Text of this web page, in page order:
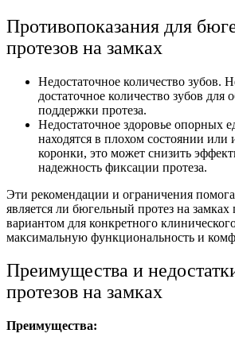
Противопоказания для
протезов на замках
Недостаточное количество зубов.
достаточное количество зубов для
поддержки протеза.
Недостаточное здоровье опорных
находятся в плохом состоянии или
коронки, это может снизить
надежность фиксации протеза.
Эти рекомендации и ограничения
является ли бюгельный протез на
вариантом для конкретного
максимальную функциональность и
Преимущества и
протезов на замках
Преимущества: